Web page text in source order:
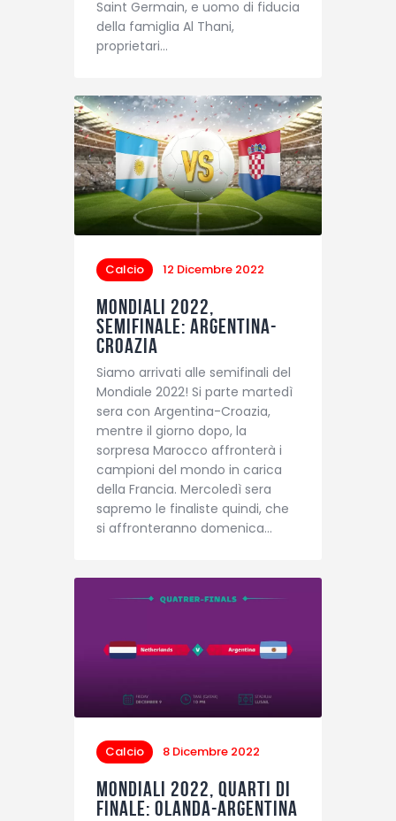
Saint Germain, e uomo di fiducia
della famiglia Al Thani,
proprietari…
Calcio 12 Dicembre 2022
Mondiali 2022,
semifinale: Argentina-
Croazia
Siamo arrivati alle semifinali del
Mondiale 2022! Si parte martedì
sera con Argentina-Croazia,
mentre il giorno dopo, la
sorpresa Marocco affronterà i
campioni del mondo in carica
della Francia. Mercoledì sera
sapremo le finaliste quindi, che
si affronteranno domenica…
Calcio 8 Dicembre 2022
Mondiali 2022, quarti di
finale: Olanda-Argentina